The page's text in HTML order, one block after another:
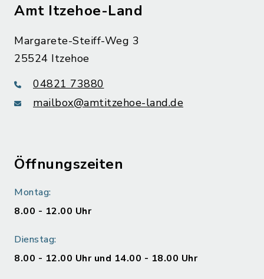
Amt Itzehoe-Land
Margarete-Steiff-Weg 3
25524 Itzehoe
04821 73880
mailbox@amtitzehoe-land.de
Öffnungszeiten
Montag:
8.00 - 12.00 Uhr
Dienstag:
8.00 - 12.00 Uhr und 14.00 - 18.00 Uhr